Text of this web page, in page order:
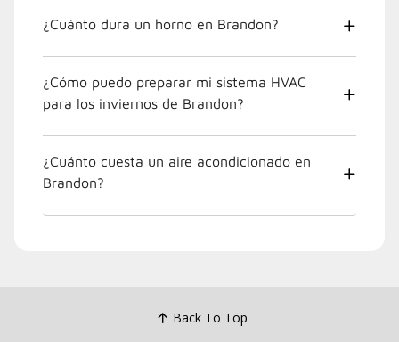
¿Cuánto dura un horno en Brandon?
¿Cómo puedo preparar mi sistema HVAC
para los inviernos de Brandon?
¿Cuánto cuesta un aire acondicionado en
Brandon?
Back To Top